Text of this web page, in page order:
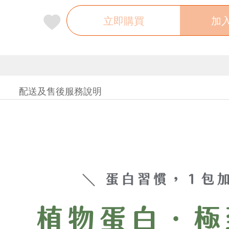
立即購買 加
配送及售後服務說明